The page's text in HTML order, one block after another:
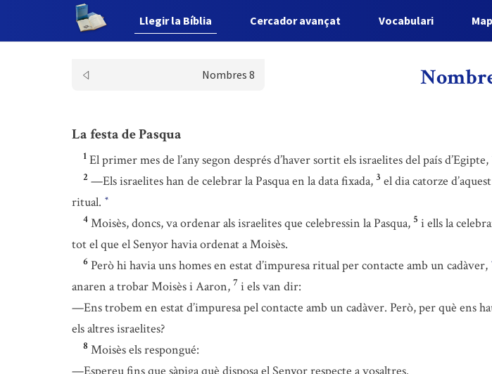
Llegir la Bíblia Cercador avançat Vocabulari
Nombres 8
La festa de Pasqua
1 El primer mes de l’any segon després d’haver sortit els israelites del país d’Egipte,
2 —Els israelites han de celebrar la Pasqua en la data fixada, 3 el dia catorze
ritual. *
4 Moisès, doncs, va ordenar als israelites que celebressin la Pasqua, 5 i ells la
tot el que el Senyor havia ordenat a Moisès.
6 Però hi havia uns homes en estat d’impuresa ritual per contacte amb un cadàver,
anaren a trobar Moisès i Aaron, 7 i els van dir:
—Ens trobem en estat d’impuresa pel contacte amb un cadàver. Però, per què ens
els altres israelites?
8 Moisès els respongué: